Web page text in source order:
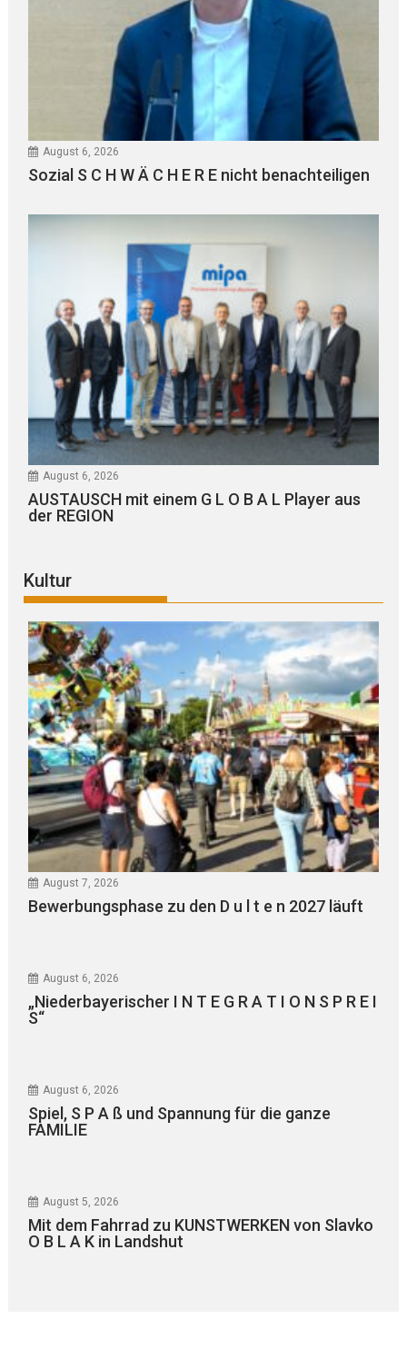
August 6, 2026
Sozial S C H W Ä C H E R E nicht benachteiligen
August 6, 2026
AUSTAUSCH mit einem G L O B A L Player aus
der REGION
Kultur
August 7, 2026
Bewerbungsphase zu den D u l t e n 2027 läuft
August 6, 2026
„Niederbayerischer I N T E G R A T I O N S P R E I
S“
August 6, 2026
Spiel, S P A ß und Spannung für die ganze
FAMILIE
August 5, 2026
Mit dem Fahrrad zu KUNSTWERKEN von Slavko
O B L A K in Landshut